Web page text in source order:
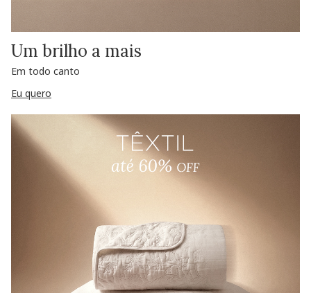
Um brilho a mais
Em todo canto
Eu quero